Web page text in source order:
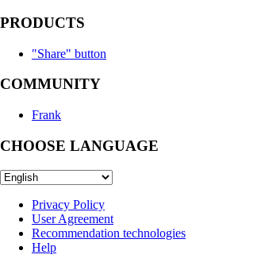
PRODUCTS
"Share" button
COMMUNITY
Frank
CHOOSE LANGUAGE
Privacy Policy
User Agreement
Recommendation technologies
Help